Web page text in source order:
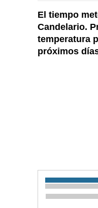
El tiempo
Candelario.
temperatura
próximos